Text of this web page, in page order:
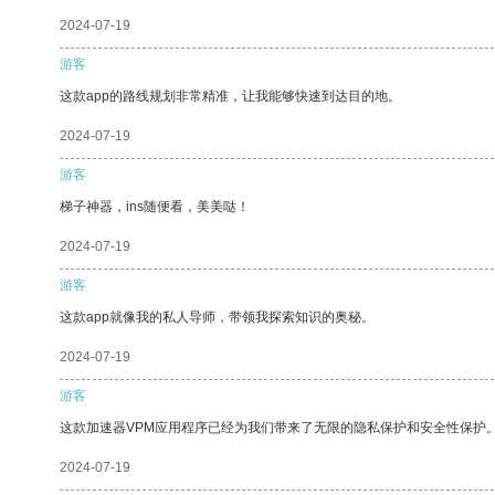
2024-07-19
游客
这款app的路线规划非常精准，让我能够快速到达目的地。
2024-07-19
游客
梯子神器，ins随便看，美美哒！
2024-07-19
游客
这款app就像我的私人导师，带领我探索知识的奥秘。
2024-07-19
游客
这款加速器VPM应用程序已经为我们带来了无限的隐私保护和安全性保护
2024-07-19